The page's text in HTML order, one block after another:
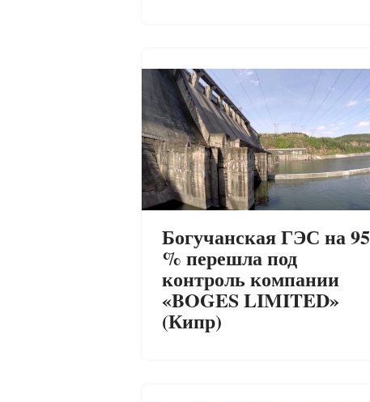
Богучанская ГЭС на 95
% перешла под
контроль компании
«BOGES LIMITED»
(Кипр)